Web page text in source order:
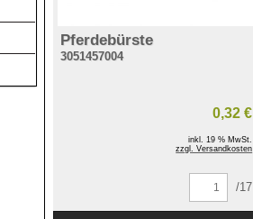
Pferdebürste
3051457004
0,32 €
inkl. 19 % MwSt.
zzgl. Versandkosten
/17